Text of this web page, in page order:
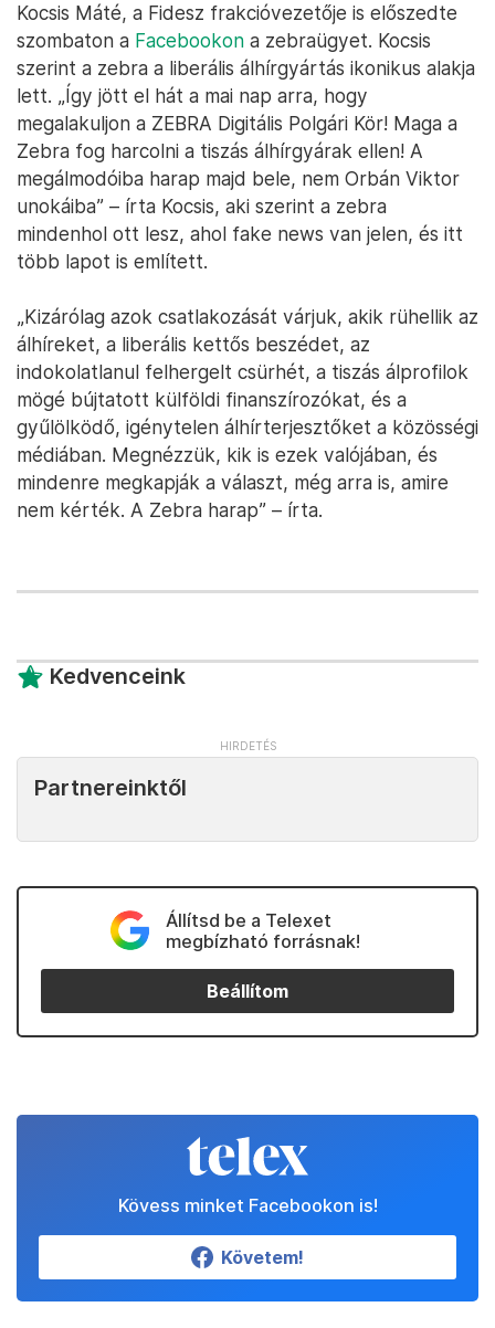
Kocsis Máté, a Fidesz frakcióvezetője is előszedte
szombaton a Facebookon a zebraügyet. Kocsis
szerint a zebra a liberális álhírgyártás ikonikus alakja
lett. „Így jött el hát a mai nap arra, hogy
megalakuljon a ZEBRA Digitális Polgári Kör! Maga a
Zebra fog harcolni a tiszás álhírgyárak ellen! A
megálmodóiba harap majd bele, nem Orbán Viktor
unokáiba” – írta Kocsis, aki szerint a zebra
mindenhol ott lesz, ahol fake news van jelen, és itt
több lapot is említett.
„Kizárólag azok csatlakozását várjuk, akik rühellik az
álhíreket, a liberális kettős beszédet, az
indokolatlanul felhergelt csürhét, a tiszás álprofilok
mögé bújtatott külföldi finanszírozókat, és a
gyűlölködő, igénytelen álhírterjesztőket a közösségi
médiában. Megnézzük, kik is ezek valójában, és
mindenre megkapják a választ, még arra is, amire
nem kérték. A Zebra harap” – írta.
Kedvenceink
Partnereinktől
Állítsd be a Telexet
megbízható forrásnak!
Beállítom
Kövess minket Facebookon is!
Követem!